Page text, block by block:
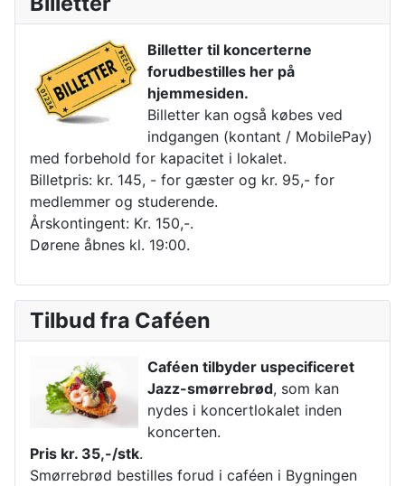
Billetter til koncerterne
forudbestilles her på
hjemmesiden.
Billetter kan også købes ved
indgangen (kontant / MobilePay)
med forbehold for kapacitet i lokalet.
Billetpris: kr. 145, - for gæster og kr. 95,- for
medlemmer og studerende.
Årskontingent: Kr. 150,-.
Dørene åbnes kl. 19:00.
Tilbud fra Caféen
Caféen tilbyder uspecificeret
Jazz-smørrebrød, som kan
nydes i koncertlokalet inden
koncerten.
Pris kr. 35,-/stk.
Smørrebrød bestilles forud i caféen i Bygningen